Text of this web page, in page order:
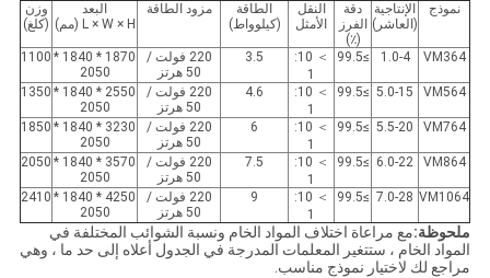
نموذج
الإنتاجية
(العاشر)
دقة
الفرز
(٪)
النقل
الأمثل
الطاقة
(كيلوواط)
مزود الطاقة
البعد
L × W × H (مم)
وزن
(كلغ)
VM364
1.0-4
≥99.5
＞ 10:
1
3.5
220 فولت /
50 هرتز
1870 * 1840 *
2050
1100
VM564
5.0-15
≥99.5
＞ 10:
1
4.6
220 فولت /
50 هرتز
2550 * 1840 *
2050
1350
VM764
5.5-20
≥99.5
＞ 10:
1
6
220 فولت /
50 هرتز
3230 * 1840 *
2050
1850
VM864
6.0-22
≥99.5
＞ 10:
1
7.5
220 فولت /
50 هرتز
3570 * 1840 *
2050
2050
VM1064
7.0-28
≥99.5
＞ 10:
1
9
220 فولت /
50 هرتز
4250 * 1840 *
2050
2410
ملحوظة:مع مراعاة اختلاف المواد الخام ونسبة الشوائب المختلفة في
المواد الخام ، ستتغير المعلمات المدرجة في الجدول أعلاه إلى حد ما ، وهي
مراجع لك لاختيار نموذج مناسب.